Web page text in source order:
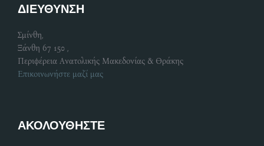
ΔΙΕΥΘΥΝΣΗ
Σμίνθη,
Ξάνθη 67 150 ,
Περιφέρεια Ανατολικής Μακεδονίας & Θράκης
Επικοινωνήστε μαζί μας
ΑΚΟΛΟΥΘΗΣΤΕ